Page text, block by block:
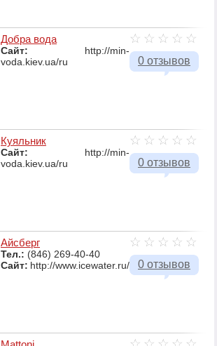
0 отзывов
Добра вода
Сайт:
http://min-
voda.kiev.ua/ru
0 отзывов
Куяльник
Сайт:
http://min-
voda.kiev.ua/ru
0 отзывов
Айсберг
Тел.: (846) 269-40-40
Сайт: http://www.icewater.ru/